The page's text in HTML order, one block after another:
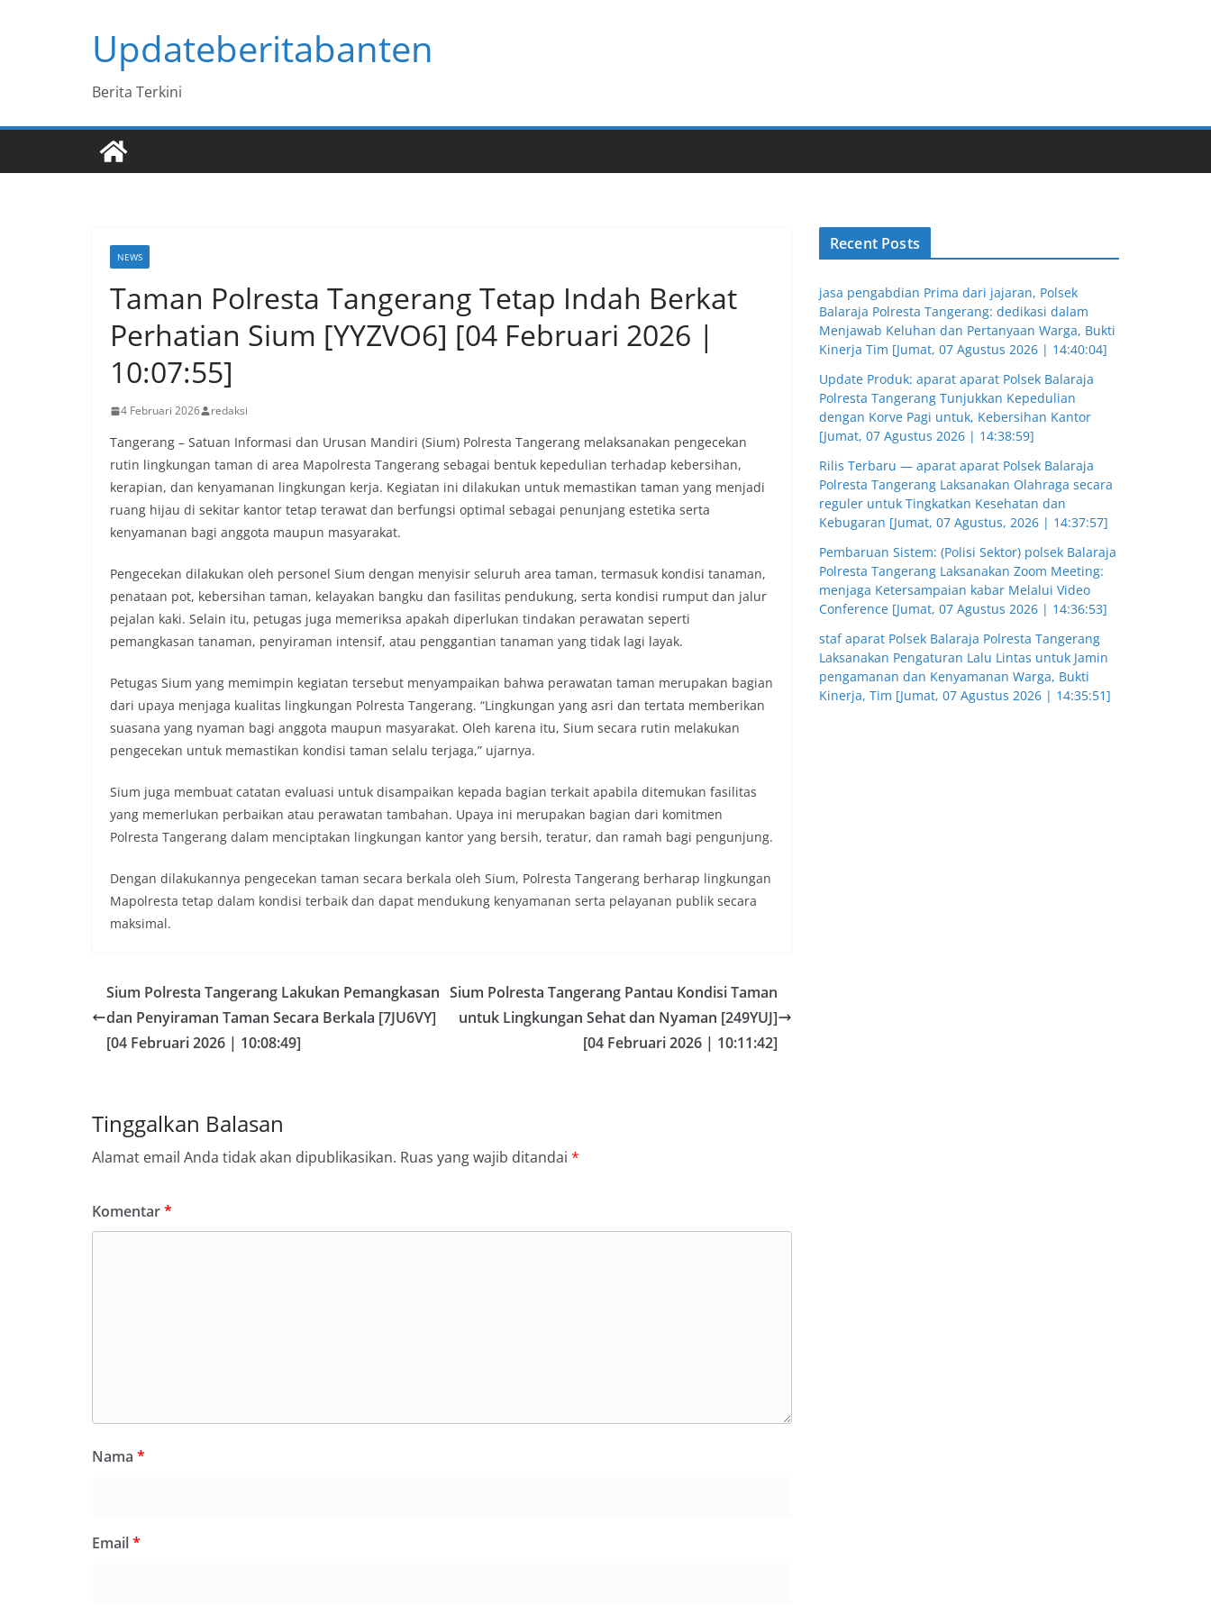
Updateberitabanten
Berita Terkini
NEWS
Taman Polresta Tangerang Tetap Indah Berkat
Perhatian Sium [YYZVO6] [04 Februari 2026 |
10:07:55]
4 Februari 2026 redaksi
Tangerang – Satuan Informasi dan Urusan Mandiri (Sium) Polresta Tangerang melaksanakan pengecekan
rutin lingkungan taman di area Mapolresta Tangerang sebagai bentuk kepedulian terhadap kebersihan,
kerapian, dan kenyamanan lingkungan kerja. Kegiatan ini dilakukan untuk memastikan taman yang menjadi
ruang hijau di sekitar kantor tetap terawat dan berfungsi optimal sebagai penunjang estetika serta
kenyamanan bagi anggota maupun masyarakat.
Pengecekan dilakukan oleh personel Sium dengan menyisir seluruh area taman, termasuk kondisi tanaman,
penataan pot, kebersihan taman, kelayakan bangku dan fasilitas pendukung, serta kondisi rumput dan jalur
pejalan kaki. Selain itu, petugas juga memeriksa apakah diperlukan tindakan perawatan seperti
pemangkasan tanaman, penyiraman intensif, atau penggantian tanaman yang tidak lagi layak.
Petugas Sium yang memimpin kegiatan tersebut menyampaikan bahwa perawatan taman merupakan bagian
dari upaya menjaga kualitas lingkungan Polresta Tangerang. “Lingkungan yang asri dan tertata memberikan
suasana yang nyaman bagi anggota maupun masyarakat. Oleh karena itu, Sium secara rutin melakukan
pengecekan untuk memastikan kondisi taman selalu terjaga,” ujarnya.
Sium juga membuat catatan evaluasi untuk disampaikan kepada bagian terkait apabila ditemukan fasilitas
yang memerlukan perbaikan atau perawatan tambahan. Upaya ini merupakan bagian dari komitmen
Polresta Tangerang dalam menciptakan lingkungan kantor yang bersih, teratur, dan ramah bagi pengunjung.
Dengan dilakukannya pengecekan taman secara berkala oleh Sium, Polresta Tangerang berharap lingkungan
Mapolresta tetap dalam kondisi terbaik dan dapat mendukung kenyamanan serta pelayanan publik secara
maksimal.
Sium Polresta Tangerang Lakukan Pemangkasan
dan Penyiraman Taman Secara Berkala [7JU6VY]
[04 Februari 2026 | 10:08:49]
Sium Polresta Tangerang Pantau Kondisi Taman
untuk Lingkungan Sehat dan Nyaman [249YUJ]
[04 Februari 2026 | 10:11:42]
Tinggalkan Balasan
Alamat email Anda tidak akan dipublikasikan. Ruas yang wajib ditandai *
Komentar*
Nama *
Email*
Recent Posts
jasa pengabdian Prima dari jajaran, Polsek
Balaraja Polresta Tangerang: dedikasi dalam
Menjawab Keluhan dan Pertanyaan Warga, Bukti
Kinerja Tim [Jumat, 07 Agustus 2026 | 14:40:04]
Update Produk: aparat aparat Polsek Balaraja
Polresta Tangerang Tunjukkan Kepedulian
dengan Korve Pagi untuk, Kebersihan Kantor
[Jumat, 07 Agustus 2026 | 14:38:59]
Rilis Terbaru — aparat aparat Polsek Balaraja
Polresta Tangerang Laksanakan Olahraga secara
reguler untuk Tingkatkan Kesehatan dan
Kebugaran [Jumat, 07 Agustus, 2026 | 14:37:57]
Pembaruan Sistem: (Polisi Sektor) polsek Balaraja
Polresta Tangerang Laksanakan Zoom Meeting:
menjaga Ketersampaian kabar Melalui Video
Conference [Jumat, 07 Agustus 2026 | 14:36:53]
staf aparat Polsek Balaraja Polresta Tangerang
Laksanakan Pengaturan Lalu Lintas untuk Jamin
pengamanan dan Kenyamanan Warga, Bukti
Kinerja, Tim [Jumat, 07 Agustus 2026 | 14:35:51]